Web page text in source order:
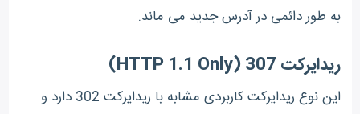
به طور دائمی در آدرس جدید می ماند.
ریدایرکت 307 (HTTP 1.1 Only)
این نوع ریدایرکت کاربردی مشابه با ریدایرکت 302 دارد و